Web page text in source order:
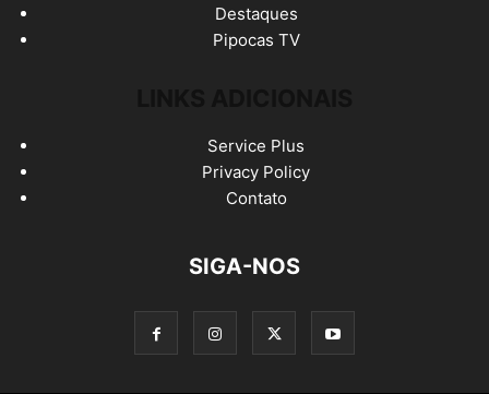
Destaques
Pipocas TV
Service Plus
Privacy Policy
Contato
SIGA-NOS